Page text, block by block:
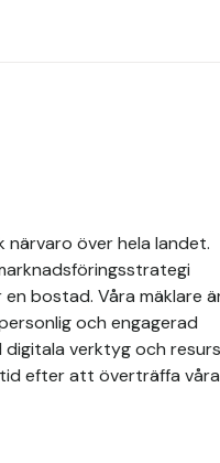
närvaro över hela landet.
bostad. Våra mäklare
och engagerad
digitala verktyg och
efter att överträffa våra